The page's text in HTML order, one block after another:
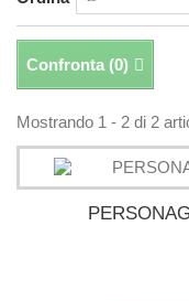
Confronta (0)
Mostrando 1 - 2 di 2